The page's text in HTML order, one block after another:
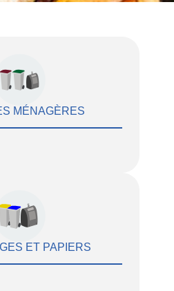
MÉNAGÈRES
ET PAPIERS